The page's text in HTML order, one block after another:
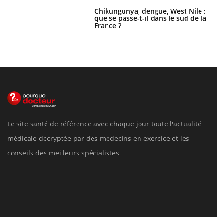
Chikungunya, dengue, West Nile :
que se passe-t-il dans le sud de la
France ?
Le site santé de référence avec chaque jour toute l'actualité
médicale decryptée par des médecins en exercice et les
conseils des meilleurs spécialistes.